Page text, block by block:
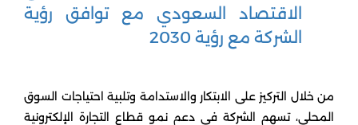
الاقتصاد السعودي مع توافق رؤية
الشركة مع رؤية 2030
من خلال التركيز على الابتكار والاستدامة وتلبية احتياجات السوق
المحلي، تسهم الشركة في دعم نمو قطاع التجارة الإلكترونية